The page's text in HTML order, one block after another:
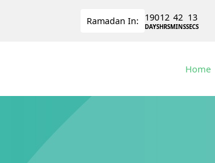
Ramadan In: 190
DAYS
12
HRS
42
MINS
12
SECS
Home